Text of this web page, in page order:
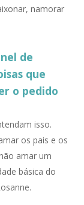
namorar
de
que
o pedido
isso.
os pais e os
amar um
básica do